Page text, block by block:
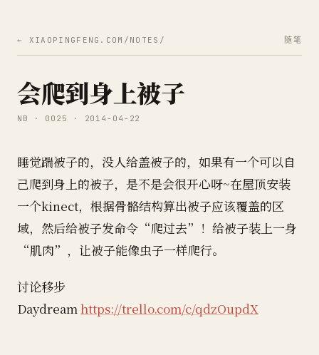
← XIAOPINGFENG.COM/NOTES/ 随笔
会爬到身上被子
NB · 0025 · 2014-04-22
睡觉踹被子的，没人给盖被子的，如果有一个可以自
己爬到身上的被子，是不是会很开心呀~在屋顶安装
一个kinect，根据骨骼结构算出被子应该覆盖的区
域，然后给被子发命令“爬过去”！给被子装上一身
“肌肉”，让被子能像虫子一样爬行。
讨论移步
Daydreamhttps://trello.com/c/qdzOupdX